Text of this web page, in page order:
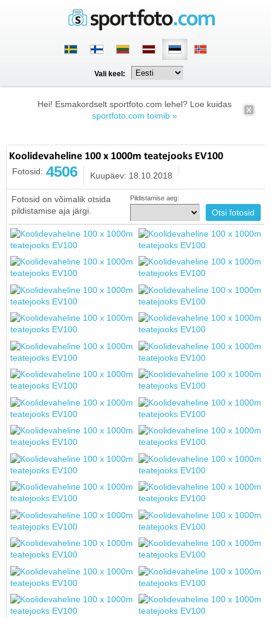
Vali keel:
Hei! Esmakordselt sportfoto.com lehel? Loe kuidas
sportfoto.com toimib »
Koolidevaheline 100 x 1000m teatejooks EV100
Fotosid: 4506 Kuupäev: 18.10.2018
Fotosid on võimalik otsida
pildistamise aja järgi.
Pildistamise aeg: